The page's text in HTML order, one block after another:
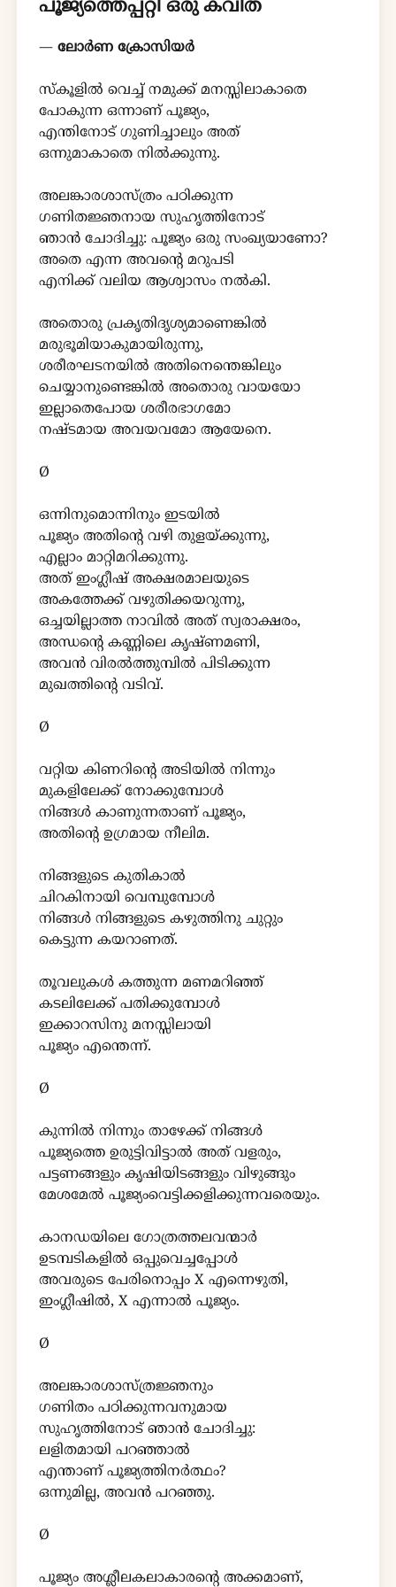
പൂജ്യത്തെപ്പറ്റി ഒരു കവിത
—ലോർണ ക്രോസിയർ
സ്കൂളിൽ വെച്ച് നമുക്ക് മനസ്സിലാകാതെ
പോകുന്ന ഒന്നാണ് പൂജ്യം,
എന്തിനോട് ഗുണിച്ചാലും അത്
ഒന്നുമാകാതെ നിൽക്കുന്നു.
അലങ്കാരശാസ്ത്രം പഠിക്കുന്ന
ഗണിതജ്ഞനായ സുഹൃത്തിനോട്
ഞാൻ ചോദിച്ചു: പൂജ്യം ഒരു സംഖ്യയാണോ?
അതെ എന്ന അവന്റെ മറുപടി
എനിക്ക് വലിയ ആശ്വാസം നൽകി.
അതൊരു പ്രകൃതിദൃശ്യമാണെങ്കിൽ
മരുഭൂമിയാകുമായിരുന്നു,
ശരീരഘടനയിൽ അതിനെന്തെങ്കിലും
ചെയ്യാനുണ്ടെങ്കിൽ അതൊരു വായയോ
ഇല്ലാതെപോയ ശരീരഭാഗമോ
നഷ്ടമായ അവയവമോ ആയേനെ.
Ø
ഒന്നിനുമൊന്നിനും ഇടയിൽ
പൂജ്യം അതിന്റെ വഴി തുളയ്ക്കുന്നു,
എല്ലാം മാറ്റിമറിക്കുന്നു.
അത് ഇംഗ്ലീഷ് അക്ഷരമാലയുടെ
അകത്തേക്ക് വഴുതിക്കയറുന്നു,
ഒച്ചയില്ലാത്ത നാവിൽ അത് സ്വരാക്ഷരം,
അന്ധന്റെ കണ്ണിലെ കൃഷ്ണമണി,
അവൻ വിരൽത്തുമ്പിൽ പിടിക്കുന്ന
മുഖത്തിന്റെ വടിവ്.
Ø
വറ്റിയ കിണറിന്റെ അടിയിൽ നിന്നും
മുകളിലേക്ക് നോക്കുമ്പോൾ
നിങ്ങൾ കാണുന്നതാണ് പൂജ്യം,
അതിന്റെ ഉഗ്രമായ നീലിമ.
നിങ്ങളുടെ കുതികാൽ
ചിറകിനായി വെമ്പുമ്പോൾ
നിങ്ങൾ നിങ്ങളുടെ കഴുത്തിനു ചുറ്റും
കെട്ടുന്ന കയറാണത്.
തൂവലുകൾ കത്തുന്ന മണമറിഞ്ഞ്
കടലിലേക്ക് പതിക്കുമ്പോൾ
ഇക്കാറസിനു മനസ്സിലായി
പൂജ്യം എന്തെന്ന്.
Ø
കുന്നിൽ നിന്നും താഴേക്ക് നിങ്ങൾ
പൂജ്യത്തെ ഉരുട്ടിവിട്ടാൽ അത് വളരും,
പട്ടണങ്ങളും കൃഷിയിടങ്ങളും വിഴുങ്ങും
മേശമേൽ പൂജ്യംവെട്ടിക്കളിക്കുന്നവരെയും.
കാനഡയിലെ ഗോത്രത്തലവന്മാർ
ഉടമ്പടികളിൽ ഒപ്പുവെച്ചപ്പോൾ
അവരുടെ പേരിനൊപ്പം X എന്നെഴുതി,
ഇംഗ്ലീഷിൽ, X എന്നാൽ പൂജ്യം.
Ø
അലങ്കാരശാസ്ത്രജ്ഞനും
ഗണിതം പഠിക്കുന്നവനുമായ
സുഹൃത്തിനോട് ഞാൻ ചോദിച്ചു:
ലളിതമായി പറഞ്ഞാൽ
എന്താണ് പൂജ്യത്തിനർത്ഥം?
ഒന്നുമില്ല, അവൻ പറഞ്ഞു.
Ø
പൂജ്യം അശ്ലീലകലാകാരന്റെ അക്കമാണ്,